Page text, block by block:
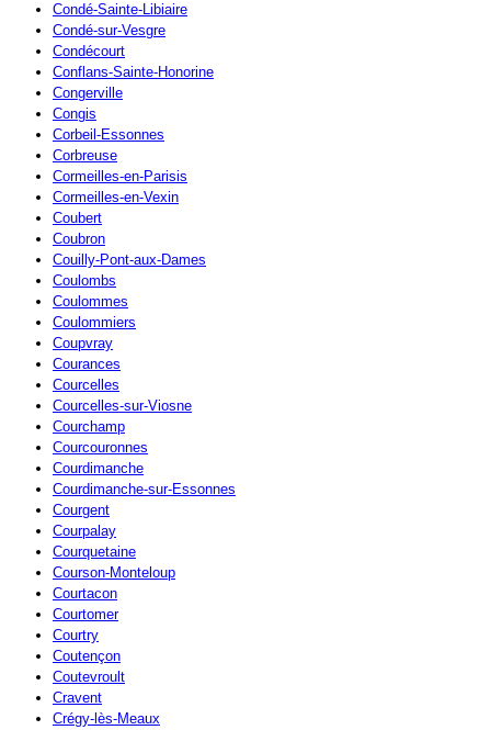
Condé-Sainte-Libiaire
Condé-sur-Vesgre
Condécourt
Conflans-Sainte-Honorine
Congerville
Congis
Corbeil-Essonnes
Corbreuse
Cormeilles-en-Parisis
Cormeilles-en-Vexin
Coubert
Coubron
Couilly-Pont-aux-Dames
Coulombs
Coulommes
Coulommiers
Coupvray
Courances
Courcelles
Courcelles-sur-Viosne
Courchamp
Courcouronnes
Courdimanche
Courdimanche-sur-Essonnes
Courgent
Courpalay
Courquetaine
Courson-Monteloup
Courtacon
Courtomer
Courtry
Coutençon
Coutevroult
Cravent
Crégy-lès-Meaux